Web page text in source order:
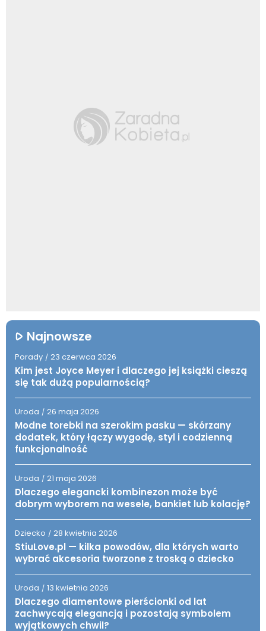
Najnowsze
Porady / 23 czerwca 2026
Kim jest Joyce Meyer i dlaczego jej książki cieszą
się tak dużą popularnością?
Uroda / 26 maja 2026
Modne torebki na szerokim pasku — skórzany
dodatek, który łączy wygodę, styl i codzienną
funkcjonalność
Uroda / 21 maja 2026
Dlaczego elegancki kombinezon może być
dobrym wyborem na wesele, bankiet lub kolację?
Dziecko / 28 kwietnia 2026
StiuLove.pl — kilka powodów, dla których warto
wybrać akcesoria tworzone z troską o dziecko
Uroda / 13 kwietnia 2026
Dlaczego diamentowe pierścionki od lat
zachwycają elegancją i pozostają symbolem
wyjątkowych chwil?